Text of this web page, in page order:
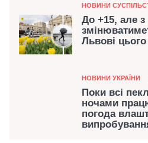
Категорія
НОВИНИ
До +15, але
Львові
Категорія
НОВИНИ УКРАЇНИ
Поки всі
ночами
погода